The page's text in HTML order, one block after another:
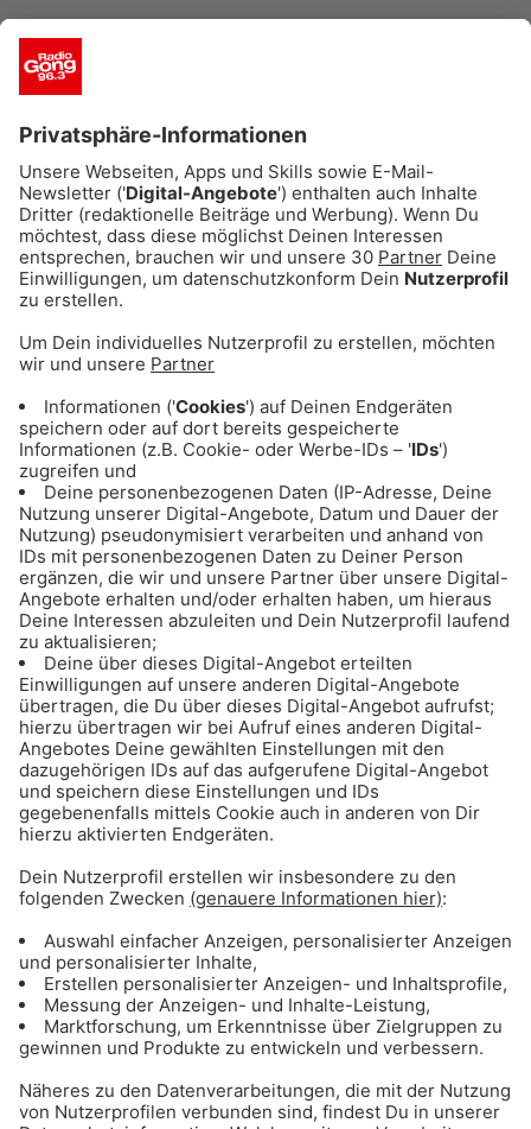
Tipp 23: Kleider spenden
Kleidercontainer stehen ja immer wieder in der
hin, werden sie vielleicht nach Afrika
weiterverkauft? Wer auf Nummer Sicher gehen
will:Ab in die Post mit den Klamotten!
Es gibt Organisationen, die Kleiderspenden
auch per Paket annehmen! Völlig kostenlos! Zum
Beispiel dieDeutsche Kleiderstiftung
- einfach
und dann in die Post damit.
garantiert bei der Deutschen Kleiderstiftung ein
Label, dass die Hilfe wirklich ankommt. Zum
Beispiel in Kleiderkammern und in sozialen
Einrichtungen im In- und Ausland.
Tipp 24: Fermentieren
Fermentieren ist das neue Einfrieren! Kauft euch
einfach ein paar große Einmachgläser und legt
dort Obst und Gemüse ein, das ihr nicht mehr
loskriegt.
Mischt 1 Liter Wasser mit einem Esslöffel
Salz und legt da zum Beispiel Apfel
oder Karotten ein. Keine Sorge: Das Salz macht
das Obst nicht salzig. Mikroorganismen
vermehren sich in der Salzlake und
konservieren.
Nährstoffe und Vitamine bleiben drin- damit
habt ihr immer Obst und Gemüse im Haus und
schmeißt nichts weg!
Tipp 25: Nachhaltige Bank
Viele von uns haben ein wenig Geld auf der Bank